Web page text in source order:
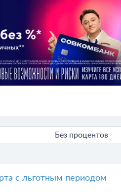
Без процентов
с льготным периодом